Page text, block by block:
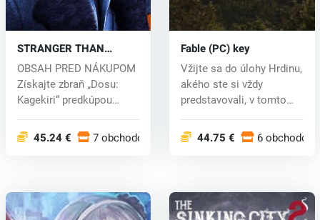
STRANGER THAN
HEAVEN (PC) key
OBSAH PRED NÁKUPOM
Získajte zbraň „Dosu:
Kagekiri“ predkúpou
45.24 € 7 obchodoch
Fable (PC) key
Vžijte sa do úlohy Hrdinu,
akého ste si vždy
predstavovali, v tomto
44.75 € 6 obchodoch